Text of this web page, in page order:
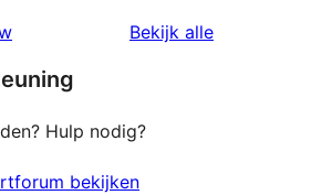
Bekijk alle
Hulp nodig?
bekijken